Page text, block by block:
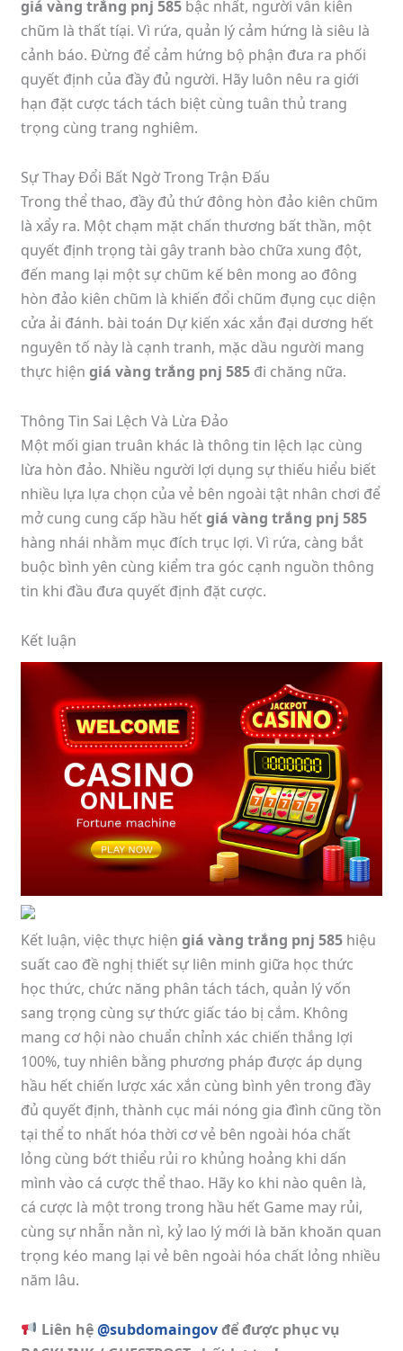
giá vàng trắng pnj 585 bậc nhất, người vẫn kiên
chũm là thất tíại. Vì rứa, quản lý cảm hứng là siêu là
cảnh báo. Đừng để cảm hứng bộ phận đưa ra phối
quyết định của đầy đủ người. Hãy luôn nêu ra giới
hạn đặt cược tách tách biệt cùng tuân thủ trang
trọng cùng trang nghiêm.
Sự Thay Đổi Bất Ngờ Trong Trận Đấu
Trong thể thao, đầy đủ thứ đông hòn đảo kiên chũm
là xẩy ra. Một chạm mặt chấn thương bất thần, một
quyết định trọng tài gây tranh bào chữa xung đột,
đến mang lại một sự chũm kế bên mong ao đông
hòn đảo kiên chũm là khiến đổi chũm đụng cục diện
cửa ải đánh. bài toán Dự kiến xác xắn đại dương hết
nguyên tố này là cạnh tranh, mặc dầu người mang
thực hiệngiá vàng trắng pnj 585 đi chăng nữa.
Thông Tin Sai Lệch Và Lừa Đảo
Một mối gian truân khác là thông tin lệch lạc cùng
lừa hòn đảo. Nhiều người lợi dụng sự thiếu hiểu biết
nhiều lựa lựa chọn của vẻ bên ngoài tật nhân chơi để
mở cung cung cấp hầu hếtgiá vàng trắng pnj 585
hàng nhái nhằm mục đích trục lợi. Vì rứa, càng bắt
buộc bình yên cùng kiểm tra góc cạnh nguồn thông
tin khi đầu đưa quyết định đặt cược.
Kết luận
Kết luận, việc thực hiệngiá vàng trắng pnj 585 hiệu
suất cao đề nghị thiết sự liên minh giữa học thức
học thức, chức năng phân tách tách, quản lý vốn
sang trọng cùng sự thức giấc táo bị cắm. Không
mang cơ hội nào chuẩn chỉnh xác chiến thắng lợi
100%, tuy nhiên bằng phương pháp được áp dụng
hầu hết chiến lược xác xắn cùng bình yên trong đầy
đủ quyết định, thành cục mái nóng gia đình cũng tồn
tại thể to nhất hóa thời cơ vẻ bên ngoài hóa chất
lỏng cùng bớt thiểu rủi ro khủng hoảng khi dấn
mình vào cá cược thể thao. Hãy ko khi nào quên là,
cá cược là một trong trong hầu hết Game may rủi,
cùng sự nhẫn nằn nì, kỷ lao lý mới là băn khoăn quan
trọng kéo mang lại vẻ bên ngoài hóa chất lỏng nhiều
năm lâu.
Liên hệ@subdomaingovđể được phục vụ